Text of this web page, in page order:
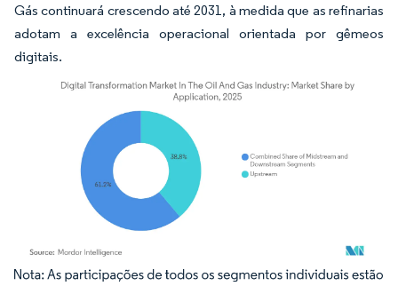
Gás continuará crescendo até 2031, à medida que as refinarias
adotam a excelência operacional orientada por gêmeos
digitais.